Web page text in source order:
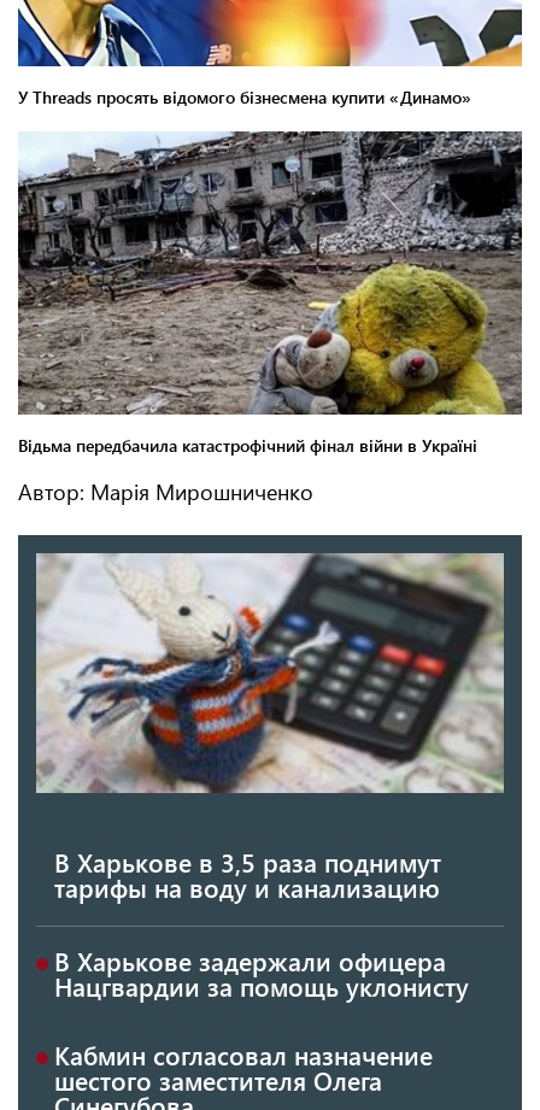
Автор: Марія Мирошниченко
В Харькове в 3,5 раза поднимут
тарифы на воду и канализацию
В Харькове задержали офицера
Нацгвардии за помощь уклонисту
Кабмин согласовал назначение
шестого заместителя Олега